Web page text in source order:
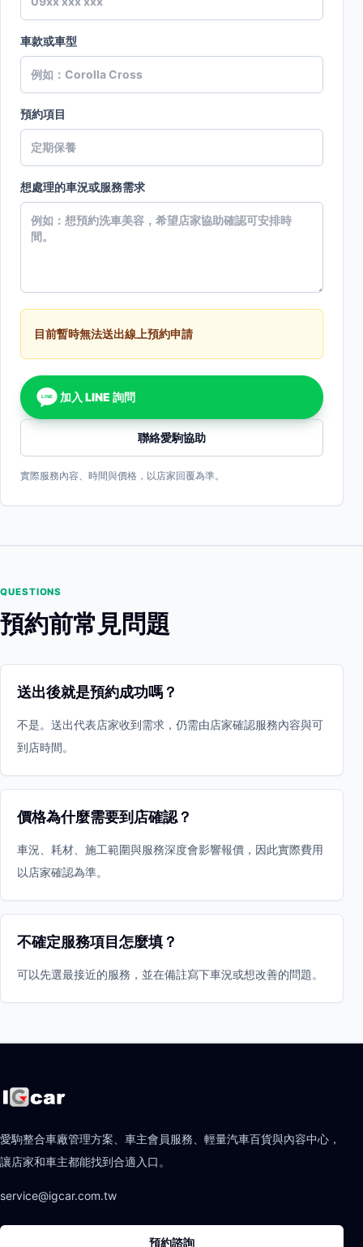
車款或車型
預約項目
想處理的車況或服務需求
目前暫時無法送出線上預約申請
LINE 加入 LINE 詢問
聯絡愛駒協助
實際服務內容、時間與價格，以店家回覆為準。
QUESTIONS
預約前常見問題
送出後就是預約成功嗎？
不是。送出代表店家收到需求，仍需由店家確認服務內容與可
到店時間。
價格為什麼需要到店確認？
車況、耗材、施工範圍與服務深度會影響報價，因此實際費用
以店家確認為準。
不確定服務項目怎麼填？
可以先選最接近的服務，並在備註寫下車況或想改善的問題。
愛駒整合車廠管理方案、車主會員服務、輕量汽車百貨與內容中心，
讓店家和車主都能找到合適入口。
service@igcar.com.tw
預約諮詢